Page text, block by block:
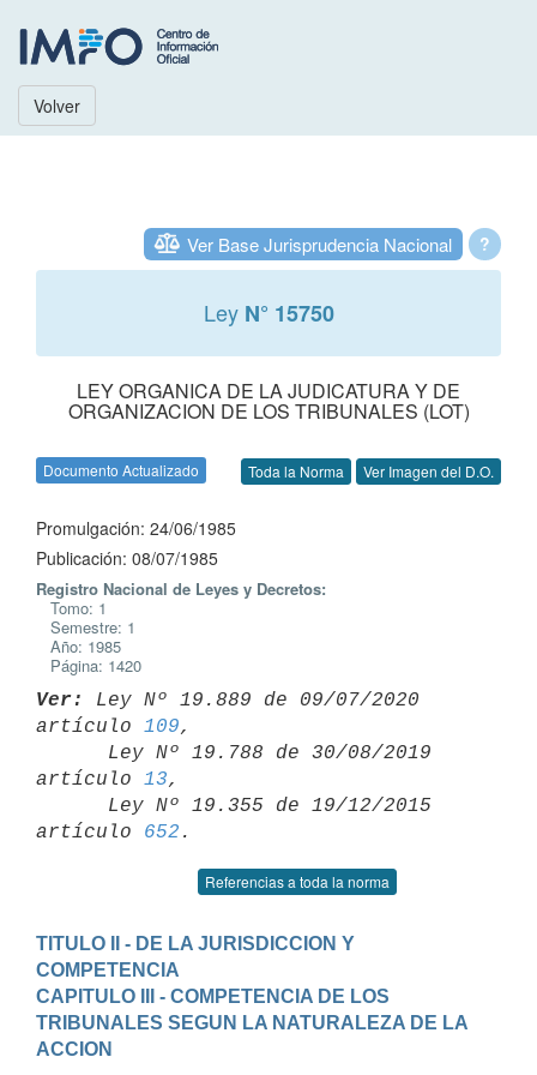
Volver
?
Ver Base Jurisprudencia Nacional
Ley N° 15750
LEY ORGANICA DE LA JUDICATURA Y DE
ORGANIZACION DE LOS TRIBUNALES (LOT)
Documento Actualizado Toda la Norma Ver Imagen del D.O.
Promulgación: 24/06/1985
Publicación: 08/07/1985
Registro Nacional de Leyes y Decretos:
Tomo: 1
Semestre: 1
Año: 1985
Página: 1420
Ver:
Ley Nº 19.889 de 09/07/2020
artículo 109,
artículo 13,
artículo 652
Referencias a toda la norma
TITULO II - DE LA JURISDICCION Y
COMPETENCIA
CAPITULO III - COMPETENCIA DE LOS
TRIBUNALES SEGUN LA NATURALEZA DE LA
ACCION